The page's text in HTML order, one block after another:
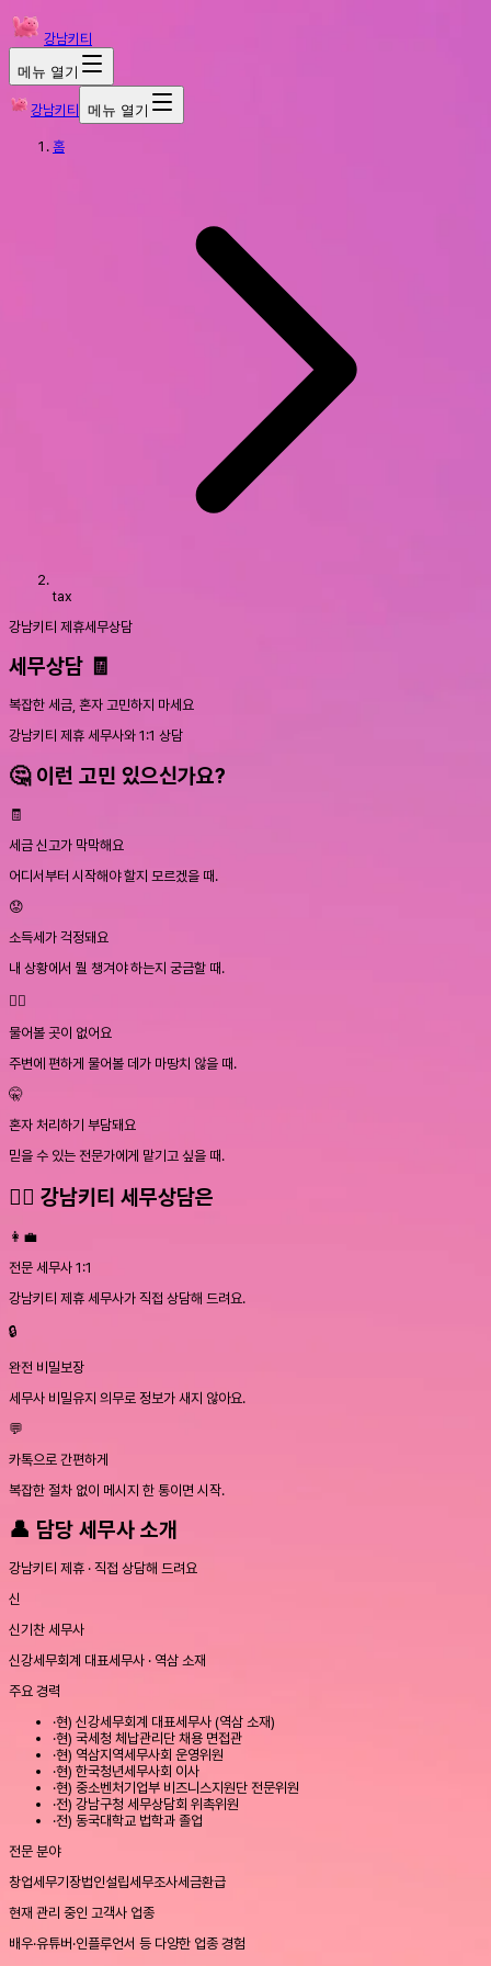
강남키티
메뉴 열기
강남키티 메뉴 열기
홈
tax
강남키티 제휴세무상담
세무상담 🧾
복잡한 세금, 혼자 고민하지 마세요
강남키티 제휴 세무사와 1:1 상담
🤔 이런 고민 있으신가요?
🧾
세금 신고가 막막해요
어디서부터 시작해야 할지 모르겠을 때.
😟
소득세가 걱정돼요
내 상황에서 뭘 챙겨야 하는지 궁금할 때.
🙋‍♀️
물어볼 곳이 없어요
주변에 편하게 물어볼 데가 마땅치 않을 때.
🤫
혼자 처리하기 부담돼요
믿을 수 있는 전문가에게 맡기고 싶을 때.
💁‍♀️ 강남키티 세무상담은
👩‍💼
전문 세무사 1:1
강남키티 제휴 세무사가 직접 상담해 드려요.
🔒
완전 비밀보장
세무사 비밀유지 의무로 정보가 새지 않아요.
💬
카톡으로 간편하게
복잡한 절차 없이 메시지 한 통이면 시작.
👤 담당 세무사 소개
강남키티 제휴 · 직접 상담해 드려요
신
신기찬 세무사
신강세무회계 대표세무사 · 역삼 소재
주요 경력
·현) 신강세무회계 대표세무사 (역삼 소재)
·현) 국세청 체납관리단 채용 면접관
·현) 역삼지역세무사회 운영위원
·현) 한국청년세무사회 이사
·현) 중소벤처기업부 비즈니스지원단 전문위원
·전) 강남구청 세무상담회 위촉위원
·전) 동국대학교 법학과 졸업
전문 분야
창업세무기장법인설립세무조사세금환급
현재 관리 중인 고객사 업종
배우·유튜버·인플루언서 등 다양한 업종 경험